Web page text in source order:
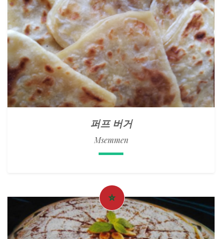
퍼프 버거
Msemmen